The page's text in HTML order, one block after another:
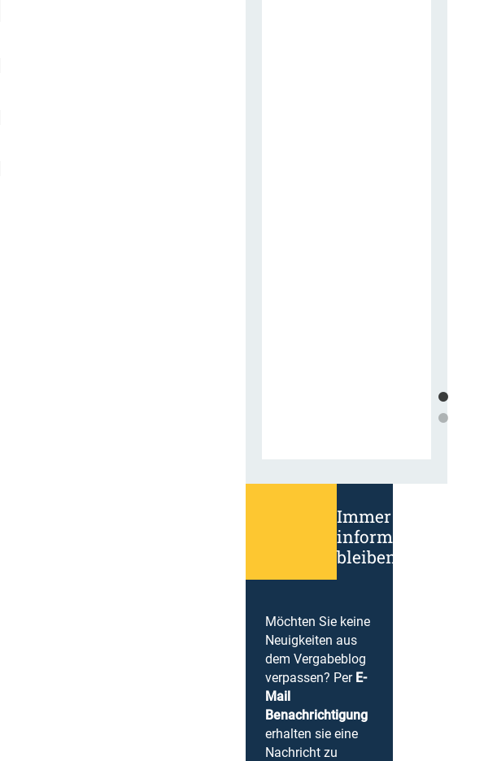
Immer
informiert
bleiben!
Möchten Sie keine
Neuigkeiten aus
dem Vergabeblog
verpassen? Per E-
Mail
Benachrichtigung
erhalten sie eine
Nachricht zu